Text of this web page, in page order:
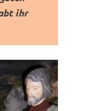
ihr